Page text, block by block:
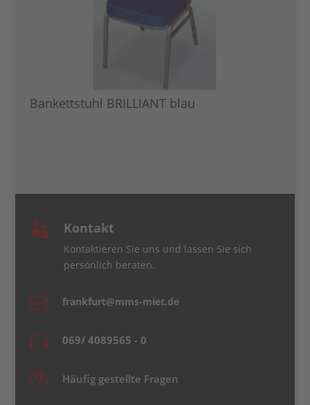
Bankettstuhl BRILLIANT blau
 Kontakt
Kontaktieren Sie uns und lassen Sie sich
persönlich beraten.
 frankfurt@mms-miet.de
 069/ 4089565 - 0
t Häufig gestellte Fragen